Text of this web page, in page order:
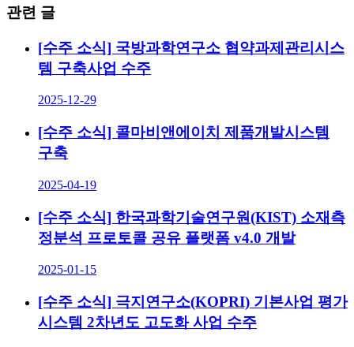
관련 글
[수주 소식] 국방과학연구소 협약과제관리시스
템 구축사업 수주
2025-12-29
[수주 소식] 콜마비앤에이치 제품개발시스템
구축
2025-04-19
[수주 소식] 한국과학기술연구원(KIST) 소재측
정분석 프로토콜 공유 플랫폼 v4.0 개발
2025-01-15
[수주 소식] 극지연구소(KOPRI) 기본사업 평가
시스템 2차년도 고도화 사업 수주